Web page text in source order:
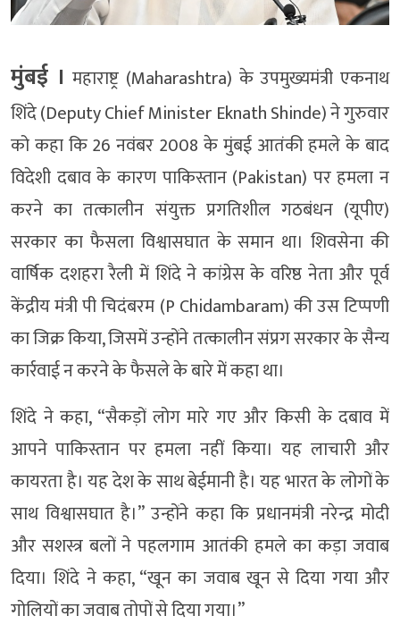
मुंबई । महाराष्ट्र (Maharashtra) के उपमुख्यमंत्री एकनाथ
शिंदे (Deputy Chief Minister Eknath Shinde) ने गुरुवार
को कहा कि 26 नवंबर 2008 के मुंबई आतंकी हमले के बाद
विदेशी दबाव के कारण पाकिस्तान (Pakistan) पर हमला न
करने का तत्कालीन संयुक्त प्रगतिशील गठबंधन (यूपीए)
सरकार का फैसला विश्वासघात के समान था। शिवसेना की
वार्षिक दशहरा रैली में शिंदे ने कांग्रेस के वरिष्ठ नेता और पूर्व
केंद्रीय मंत्री पी चिदंबरम (P Chidambaram) की उस टिप्पणी
का जिक्र किया, जिसमें उन्होंने तत्कालीन संप्रग सरकार के सैन्य
कार्रवाई न करने के फैसले के बारे में कहा था।
शिंदे ने कहा, “सैकड़ों लोग मारे गए और किसी के दबाव में
आपने पाकिस्तान पर हमला नहीं किया। यह लाचारी और
कायरता है। यह देश के साथ बेईमानी है। यह भारत के लोगों के
साथ विश्वासघात है।” उन्होंने कहा कि प्रधानमंत्री नरेन्द्र मोदी
और सशस्त्र बलों ने पहलगाम आतंकी हमले का कड़ा जवाब
दिया। शिंदे ने कहा, “खून का जवाब खून से दिया गया और
गोलियों का जवाब तोपों से दिया गया।”